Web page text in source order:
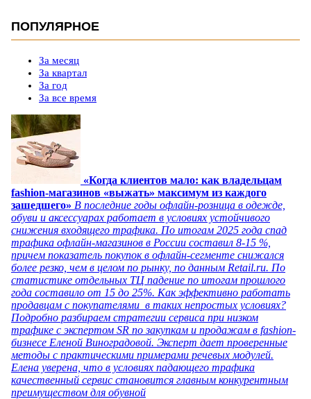
ПОПУЛЯРНОЕ
За месяц
За квартал
За год
За все время
«Когда клиентов мало: как владельцам
fashion-магазинов «выжать» максимум из каждого
зашедшего» В последние годы офлайн-розница в одежде,
обуви и аксессуарах работает в условиях устойчивого
снижения входящего трафика. По итогам 2025 года спад
трафика офлайн-магазинов в России составил 8-15 %,
причем показатель покупок в офлайн-сегменте снижался
более резко, чем в целом по рынку, по данным Retail.ru. По
статистике отдельных ТЦ падение по итогам прошлого
года составило от 15 до 25%. Как эффективно работать
продавцам с покупателями в таких непростых условиях?
Подробно разбираем стратегии сервиса при низком
трафике с экспертом SR по закупкам и продажам в fashion-
бизнесе Еленой Виноградовой. Эксперт дает проверенные
методы с практическими примерами речевых модулей.
Елена уверена, что в условиях падающего трафика
качественный сервис становится главным конкурентным
преимуществом для обувной